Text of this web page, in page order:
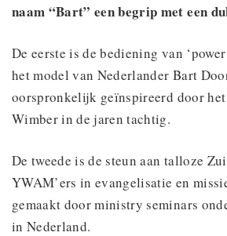
naam “Bart” een begrip met een
De eerste is de bediening van
het model van Nederlander Bart
oorspronkelijk geïnspireerd door
Wimber in de jaren tachtig.
De tweede is de steun aan talloze
YWAM’ers in evangelisatie en
gemaakt door ministry seminars
in Nederland.